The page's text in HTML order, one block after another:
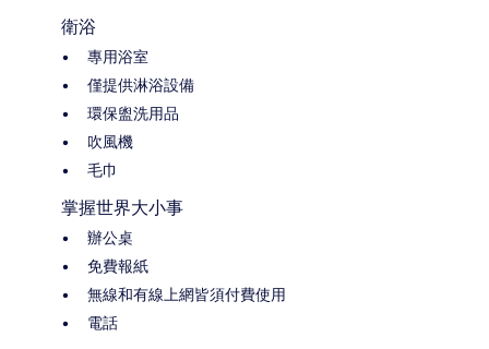
衛浴
專用浴室
僅提供淋浴設備
環保盥洗用品
吹風機
毛巾
掌握世界大小事
辦公桌
免費報紙
無線和有線上網皆須付費使用
電話